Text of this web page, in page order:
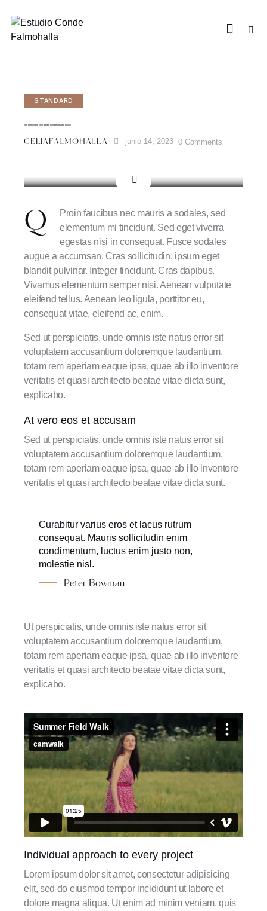
STANDARD
The portfolio of your dream can be created easily
CELIAFALMOHALLA junio 14, 2023 0 Comments
Q
Proin faucibus nec mauris a sodales, sed
elementum mi tincidunt. Sed eget viverra
egestas nisi in consequat. Fusce sodales
augue a accumsan. Cras sollicitudin, ipsum eget
blandit pulvinar. Integer tincidunt. Cras dapibus.
Vivamus elementum semper nisi. Aenean vulputate
eleifend tellus. Aenean leo ligula, porttitor eu,
consequat vitae, eleifend ac, enim.
Sed ut perspiciatis, unde omnis iste natus error sit
voluptatem accusantium doloremque laudantium,
totam rem aperiam eaque ipsa, quae ab illo inventore
veritatis et quasi architecto beatae vitae dicta sunt,
explicabo.
At vero eos et accusam
Sed ut perspiciatis, unde omnis iste natus error sit
voluptatem accusantium doloremque laudantium,
totam rem aperiam eaque ipsa, quae ab illo inventore
veritatis et quasi architecto beatae vitae dicta sunt.
Curabitur varius eros et lacus rutrum
consequat. Mauris sollicitudin enim
condimentum, luctus enim justo non,
molestie nisl.
Peter Bowman
Ut perspiciatis, unde omnis iste natus error sit
voluptatem accusantium doloremque laudantium,
totam rem aperiam eaque ipsa, quae ab illo inventore
veritatis et quasi architecto beatae vitae dicta sunt,
explicabo.
Individual approach to every project
Lorem ipsum dolor sit amet, consectetur adipisicing
elit, sed do eiusmod tempor incididunt ut labore et
dolore magna aliqua. Ut enim ad minim veniam, quis